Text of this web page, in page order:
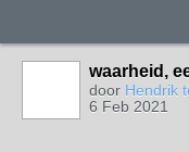
waarheid,
door Hendrik
6 Feb 2021